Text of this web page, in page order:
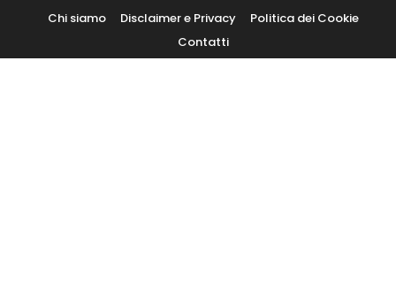
Content
Chi siamo Disclaimer e Privacy
Politica dei Cookie
Contatti